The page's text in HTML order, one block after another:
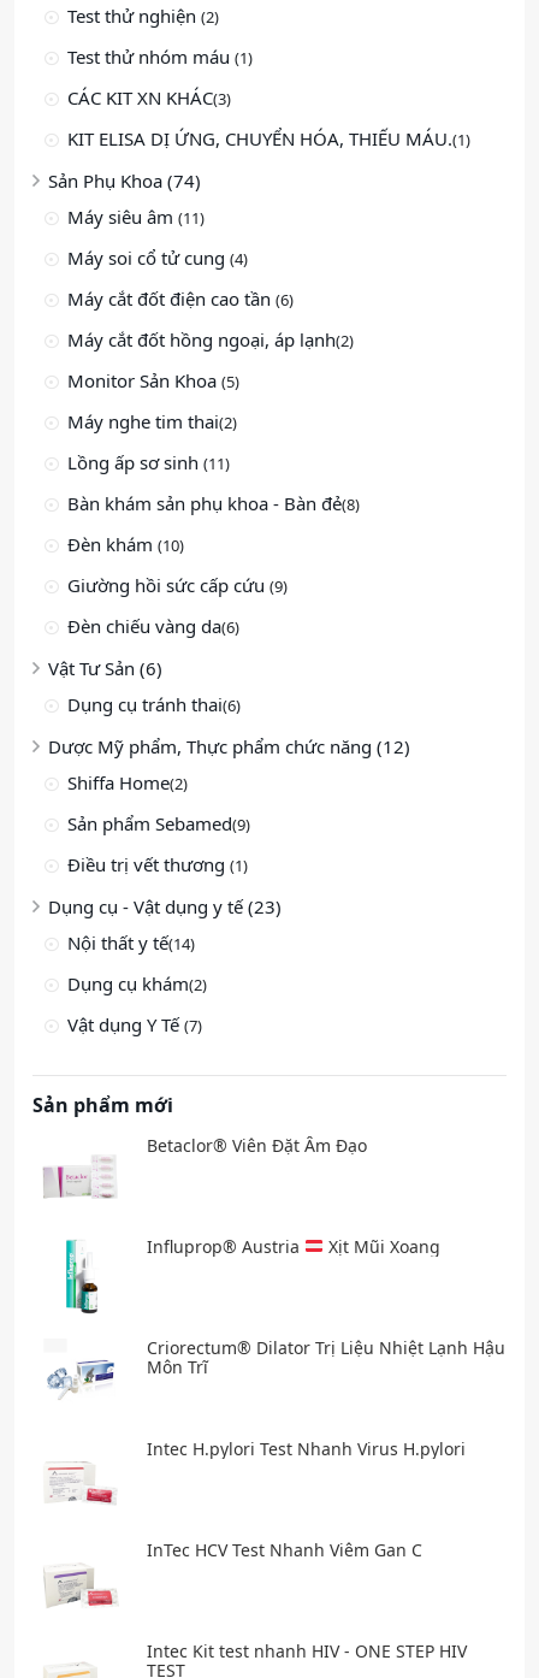
Test thử nghiện (2)
Test thử nhóm máu (1)
CÁC KIT XN KHÁC(3)
KIT ELISA DỊ ỨNG, CHUYỂN HÓA, THIẾU MÁU.(1)
Sản Phụ Khoa (74)
Máy siêu âm (11)
Máy soi cổ tử cung (4)
Máy cắt đốt điện cao tần (6)
Máy cắt đốt hồng ngoại, áp lạnh(2)
Monitor Sản Khoa (5)
Máy nghe tim thai(2)
Lồng ấp sơ sinh (11)
Bàn khám sản phụ khoa - Bàn đẻ(8)
Đèn khám (10)
Giường hồi sức cấp cứu (9)
Đèn chiếu vàng da(6)
Vật Tư Sản (6)
Dụng cụ tránh thai(6)
Dược Mỹ phẩm, Thực phẩm chức năng (12)
Shiffa Home(2)
Sản phẩm Sebamed(9)
Điều trị vết thương (1)
Dụng cụ - Vật dụng y tế (23)
Nội thất y tế(14)
Dụng cụ khám(2)
Vật dụng Y Tế (7)
Sản phẩm mới
Betaclor® Viên Đặt Âm Đạo
Influprop® Austria Xịt Mũi Xoang
Criorectum® Dilator Trị Liệu Nhiệt Lạnh Hậu
Môn Trĩ
Intec H.pylori Test Nhanh Virus H.pylori
InTec HCV Test Nhanh Viêm Gan C
Intec Kit test nhanh HIV - ONE STEP HIV
TEST